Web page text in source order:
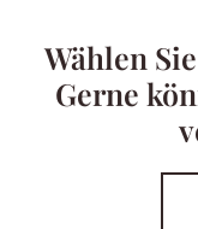
Wählen
Gerne